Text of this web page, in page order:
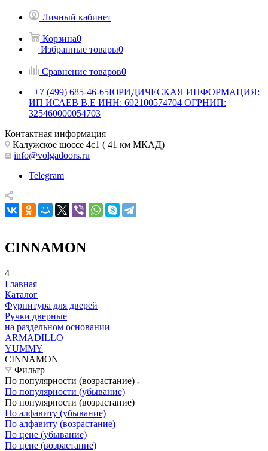
Личный кабинет
Корзина0
Избранные товары0
Сравнение товаров0
+7 (499) 685-46-65ЮРИДИЧЕСКАЯ ИНФОРМАЦИЯ:
ИП ИСАЕВ В.Е ИНН: 692100574704 ОГРНИП:
325460000054703
Контактная информация
Калужское шоссе 4с1 ( 41 км МКАД)
info@volgadoors.ru
Telegram
CINNAMON
4
Главная
Каталог
Фурнитура для дверей
Ручки дверные
на раздельном основании
ARMADILLO
YUMMY
CINNAMON
Фильтр
По популярности (возрастание)
По популярности (убывание)
По популярности (возрастание)
По алфавиту (убывание)
По алфавиту (возрастание)
По цене (убывание)
По цене (возрастание)